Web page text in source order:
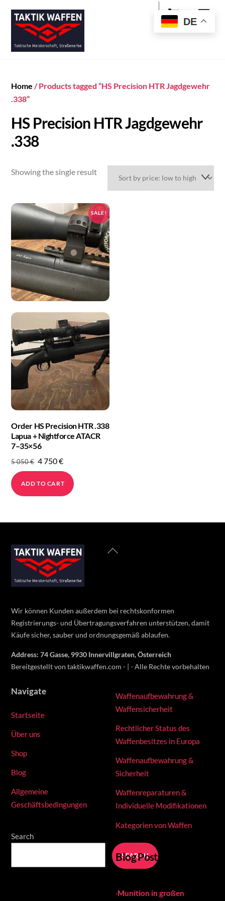
content
Cart
Home / Products tagged “HS Precision HTR Jagdgewehr
.338”
HS Precision HTR Jagdgewehr
.338
Showing the single result
SALE!
Order HS Precision HTR .338
Lapua + Nightforce ATACR
7–35×56
5 050€ Original
price
was:
5
4 750€Current
price
is:
4
ADD TO CART
Back
Wir können Kunden außerdem bei rechtskonformen
Registrierungs- und Übertragungsverfahren unterstützen, damit
Käufe sicher, sauber und ordnungsgemäß ablaufen.
Address: 74 Gasse, 9930 Innervillgraten, Österreich
Bereitgestellt von taktikwaffen.com - | - Alle Rechte vorbehalten
Navigate
Startseite
Über uns
Shop
Blog
Allgemeine
Geschäftsbedingungen
Search
SEARCH
Waffenaufbewahrung &
Waffensicherheit
Rechtlicher Status des
Waffenbesitzes in Europa
Waffenaufbewahrung &
Sicherheit
Waffenreparaturen &
Individuelle Modifikationen
Kategorien von Waffen
Blog Posts
·Munition in großen
DE